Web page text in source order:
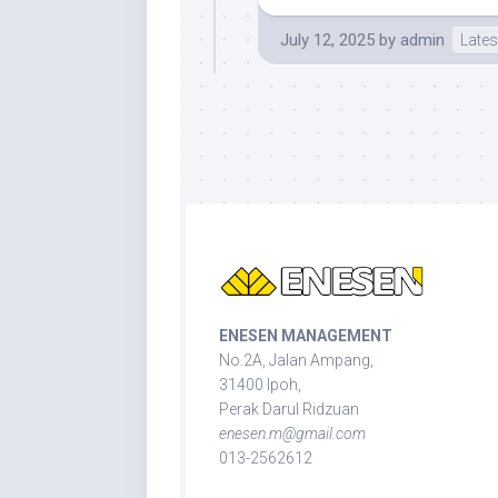
July 12, 2025 by admin
ENESEN MANAGEMENT
No.2A, Jalan Ampang,
31400 Ipoh,
Perak Darul Ridzuan
enesen.m@gmail.com
013-2562612